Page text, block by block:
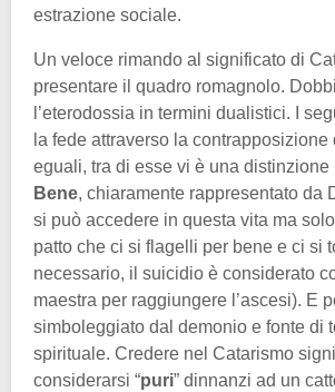
estrazione sociale.
Un veloce rimando al significato di
presentare il quadro romagnolo.
l’eterodossia in termini dualistici. I
la fede attraverso la contrapposizione
eguali, tra di esse vi è una distinzione
Bene, chiaramente rappresentato da
si può accedere in questa vita ma
patto che ci si flagelli per bene e ci si
necessario, il suicidio è considerato
maestra per raggiungere l’ascesi). E
simboleggiato dal demonio e fonte di
spirituale. Credere nel Catarismo
considerarsi “puri” dinnanzi ad un